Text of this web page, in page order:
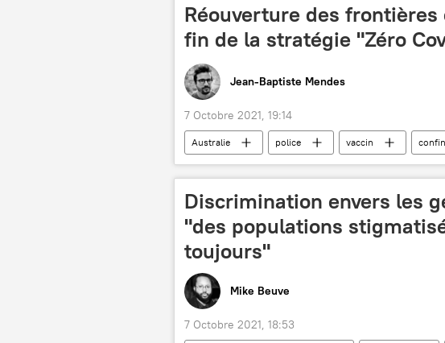
Réouverture des
fin de la stratégie "Zéro
Jean-Baptiste Mendes
7 Octobre 2021, 19:14
Australie police vaccin
Discrimination envers les
"des populations
toujours"
Mike Beuve
7 Octobre 2021, 18:53